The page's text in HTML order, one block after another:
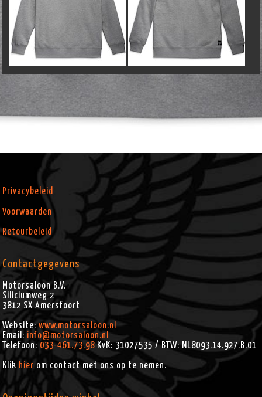
Privacybeleid
Voorwaarden
Retourbeleid
Contactgegevens
Motorsaloon B.V.
Siliciumweg 2
3812 SX Amersfoort
Website:www.motorsaloon.nl
Email: info@motorsaloon.nl
Telefoon: 033-461.73.98KvK: 31027535 / BTW: NL8093.14.927.B.01
Klik hierom contact met ons op te nemen.